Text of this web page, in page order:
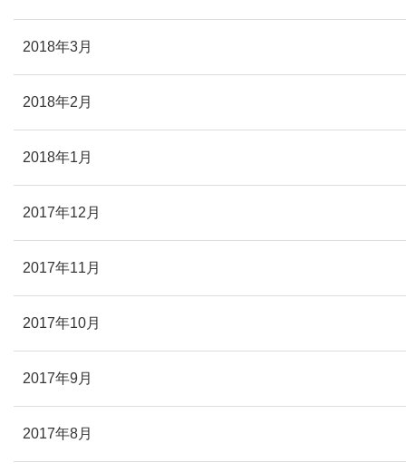
2018年3月
2018年2月
2018年1月
2017年12月
2017年11月
2017年10月
2017年9月
2017年8月